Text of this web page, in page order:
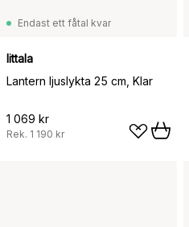
Endast ett fåtal kvar
Iittala
Lantern ljuslykta 25 cm, Klar
1 069 kr
Rek. 1 190 kr